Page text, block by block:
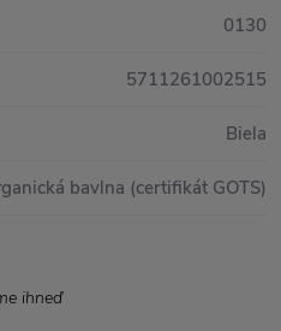
ihneď
0130
5711261002515
Biela
bavlna (certifikát GOTS)